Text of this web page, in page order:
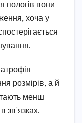
пологів вони
хоча у
розмірів, а й
менш
зв’язках.